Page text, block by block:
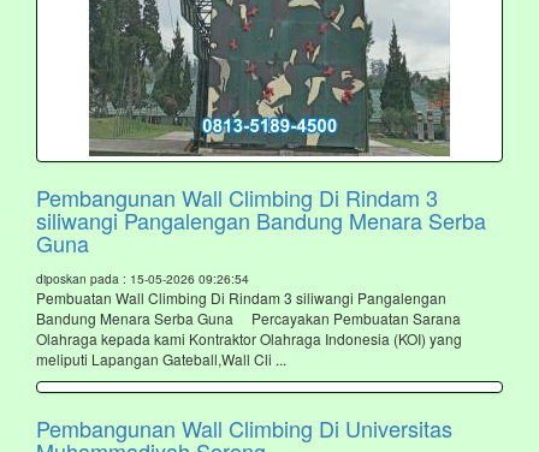
Pembangunan Wall Climbing Di Rindam 3
siliwangi Pangalengan Bandung Menara Serba
Guna
diposkan pada : 15-05-2026 09:26:54
Pembuatan Wall Climbing Di Rindam 3 siliwangi Pangalengan
Bandung Menara Serba Guna Percayakan Pembuatan Sarana
Olahraga kepada kami Kontraktor Olahraga Indonesia (KOI) yang
meliputi Lapangan Gateball,Wall Cli ...
Pembangunan Wall Climbing Di Universitas